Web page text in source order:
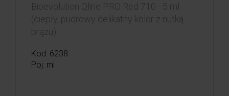
Bioevolution Qline PRO Red 710 - 5 ml
(ciepły, pudrowy delikatny kolor z nutką
brązu)
Kod: 6238
Poj: ml